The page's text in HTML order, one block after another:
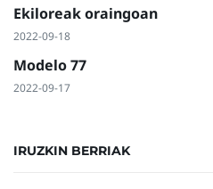
Ekiloreak oraingoan
2022-09-18
Modelo 77
2022-09-17
IRUZKIN BERRIAK